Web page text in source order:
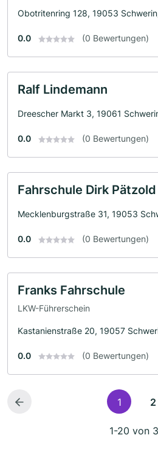
Obotritenring 128, 19053
0.0 (0 Bewertungen)
Ralf Lindemann
Dreescher Markt 3, 19061
0.0 (0 Bewertungen)
Fahrschule Dirk Pätzold
Mecklenburgstraße 31, 19053
0.0 (0 Bewertungen)
Franks Fahrschule
LKW-Führerschein
Kastanienstraße 20, 19057
0.0 (0 Bewertungen)
1 2
1-20 von